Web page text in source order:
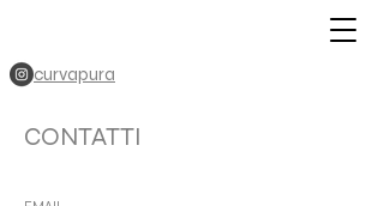
curvapura
CONTATTI